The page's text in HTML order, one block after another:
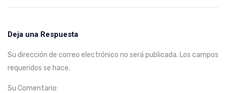
Deja una Respuesta
Su dirección de correo electrónico no será publicada. Los campos
requeridos se hace.
Su Comentario: